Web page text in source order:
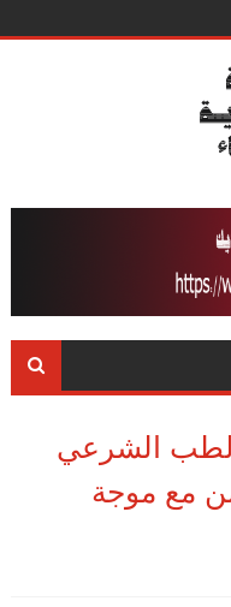
الشرعي
مع موجة